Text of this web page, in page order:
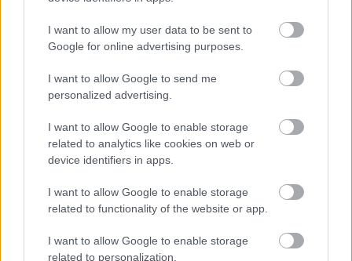
I want to allow my user data to be sent to
Google for online advertising purposes.
I want to allow Google to send me
personalized advertising.
I want to allow Google to enable storage
related to analytics like cookies on web or
device identifiers in apps.
I want to allow Google to enable storage
related to functionality of the website or app.
I want to allow Google to enable storage
related to personalization.